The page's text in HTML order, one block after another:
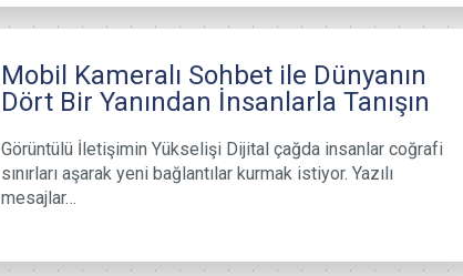
Mobil Kameralı Sohbet ile Dünyanın
Dört Bir Yanından İnsanlarla Tanışın
Görüntülü İletişimin Yükselişi Dijital çağda insanlar coğrafi
sınırları aşarak yeni bağlantılar kurmak istiyor. Yazılı
mesajlar…